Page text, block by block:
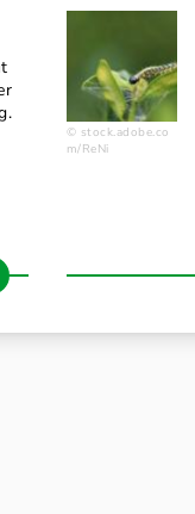
stock.adobe.co
m/ReNi